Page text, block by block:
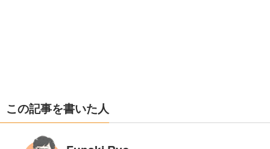
この記事を書いた人